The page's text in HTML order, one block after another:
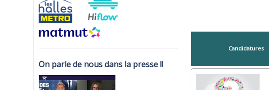
Candidatures
On parle de nous dans la presse !!